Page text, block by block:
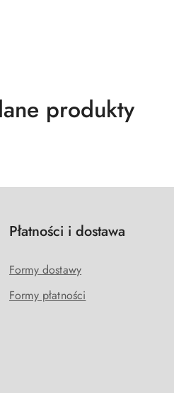
produkty
Płatności i dostawa
Formy dostawy
Formy płatności